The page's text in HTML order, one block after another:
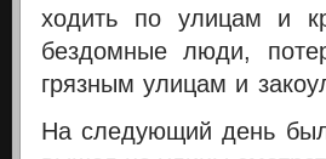
ходить по улицам и
бездомные люди,
грязным улицам и
На следующий день